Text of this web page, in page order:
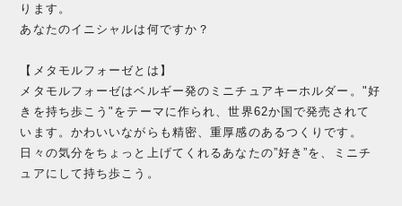
ります。
あなたのイニシャルは何ですか？
【メタモルフォーゼとは】
メタモルフォーゼはベルギー発のミニチュアキーホルダー。"好
きを持ち歩こう"をテーマに作られ、世界62か国で発売されて
います。かわいいながらも精密、重厚感のあるつくりです。
日々の気分をちょっと上げてくれるあなたの”好き”を、ミニチ
ュアにして持ち歩こう。